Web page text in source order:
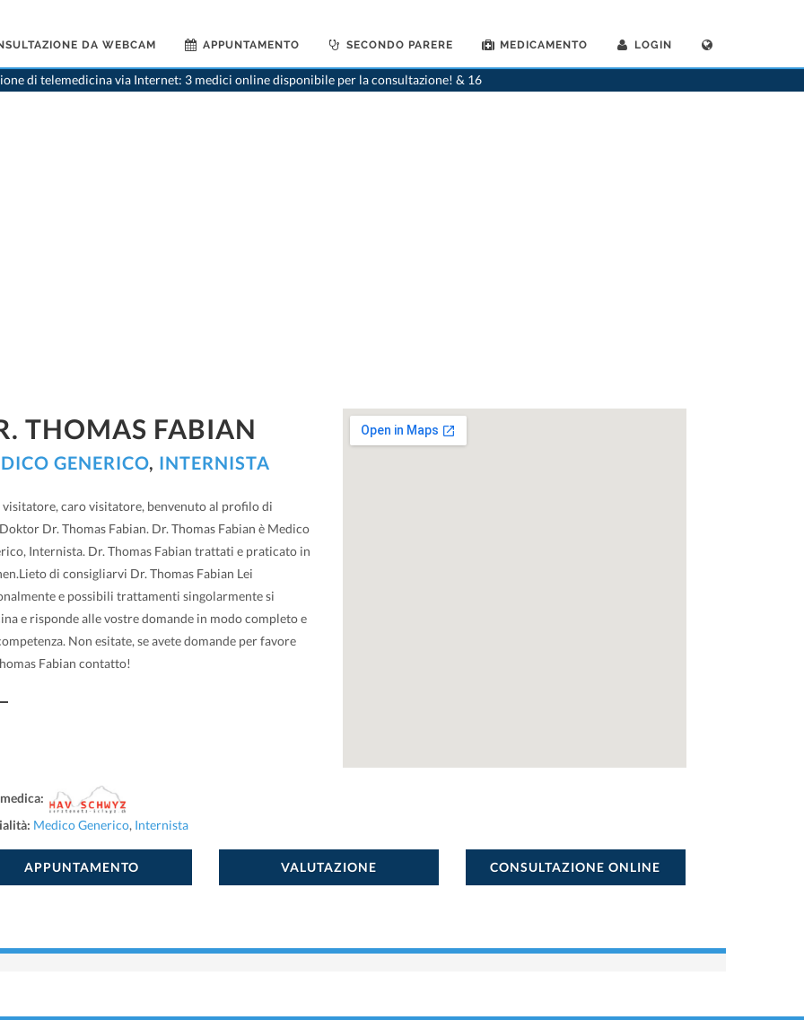
DA WEBCAM APPUNTAMENTO SECONDO PARERE MEDICAMENTO LOGIN
di telemedicina via Internet: 3 medici online disponibile per la consultazione! & 16
>Medico generico>Siebnen>Dr. Thomas Fabian
THOMAS FABIAN
GENERICO, INTERNISTA
visitatore, caro visitatore, benvenuto al profilo di
Dr. Thomas Fabian. Dr. Thomas Fabian è Medico
Internista. Dr. Thomas Fabian trattati e praticato in
di consigliarvi Dr. Thomas Fabian Lei
e possibili trattamenti singolarmente si
e risponde alle vostre domande in modo completo e
Non esitate, se avete domande per favore
Fabian contatto!
Medico Generico, Internista
APPUNTAMENTO VALUTAZIONE CONSULTAZIONE ONLINE